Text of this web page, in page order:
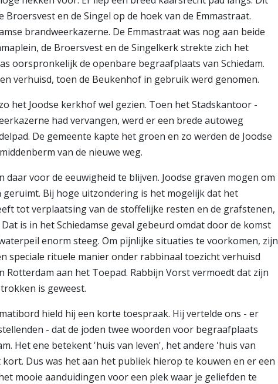
en de Singel op de hoek van de Emmastraat.
brandweerkazerne. De Emmastraat was nog aan beide
de Broersvest en de Singelkerk strekte zich het
oorspronkelijk de openbare begraafplaats van Schiedam.
verhuisd, toen de Beukenhof in gebruik werd genomen.
het Joodse kerkhof wel gezien. Toen het Stadskantoor -
had vervangen, werd er een brede autoweg
De gemeente kapte het groen en zo werden de Joodse
van de nieuwe weg.
daar voor de eeuwigheid te blijven. Joodse graven mogen om
Bij hoge uitzondering is het mogelijk dat het
tot verplaatsing van de stoffelijke resten en de grafstenen,
is in het Schiedamse geval gebeurd omdat door de komst
enorm steeg. Om pijnlijke situaties te voorkomen, zijn
speciale rituele manier onder rabbinaal toezicht verhuisd
Rotterdam aan het Toepad. Rabbijn Vorst vermoedt dat zijn
is geweest.
hield hij een korte toespraak. Hij vertelde ons - er
- dat de joden twee woorden voor begraafplaats
Het ene betekent 'huis van leven', het andere 'huis van
Dus was het aan het publiek hierop te kouwen en er een
mooie aanduidingen voor een plek waar je geliefden te